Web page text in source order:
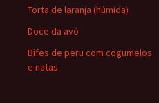
Torta de laranja (húmida)
Doce da avó
Bifes de peru com cogumelos
e natas